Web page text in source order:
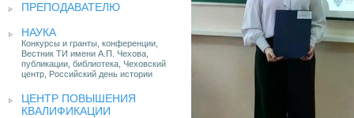
ПРЕПОДАВАТЕЛЮ
НАУКА
Конкурсы и гранты, конференции,
Вестник ТИ имени А.П. Чехова,
публикации, библиотека, Чеховский
центр, Российский день истории
ЦЕНТР ПОВЫШЕНИЯ
КВАЛИФИКАЦИИ